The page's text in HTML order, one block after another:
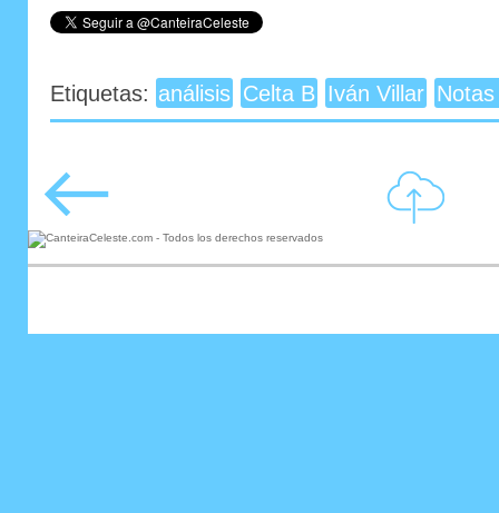
Etiquetas: análisis Celta B Iván Villar